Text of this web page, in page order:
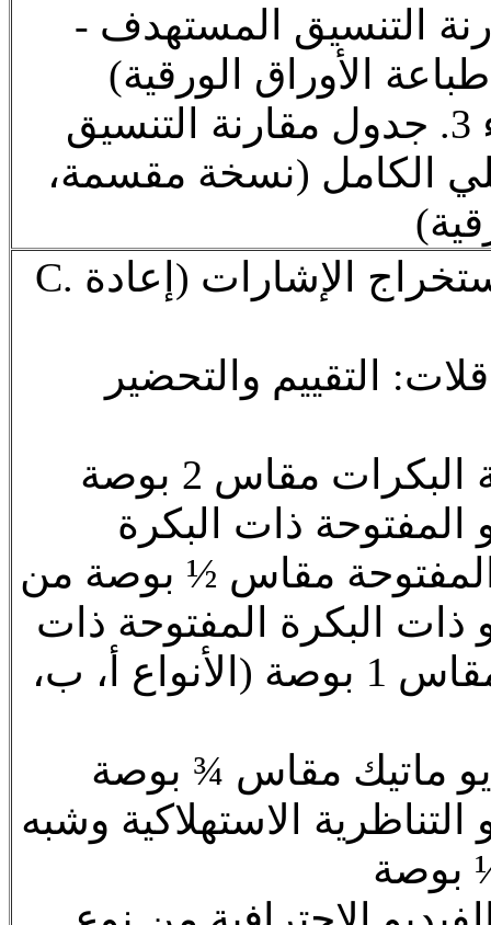
- حواشي جدول مقارنة التنسيق المستهدف
الأوراق الورقية)
ب.3 الملحق الجزء 3. جدول مقارنة التنسيق
الكامل (نسخة مقسمة،
C. حاملات الفيديو واستخراج الإشارات (إعادة
التقييم والتحضير
المفتوحة ذات البكرة
ذات البكرة المفتوحة ذات
المسح الحلزوني مقاس 1 بوصة (الأنواع أ، ب،
التناظرية الاستهلاكية وشبه
بوصة